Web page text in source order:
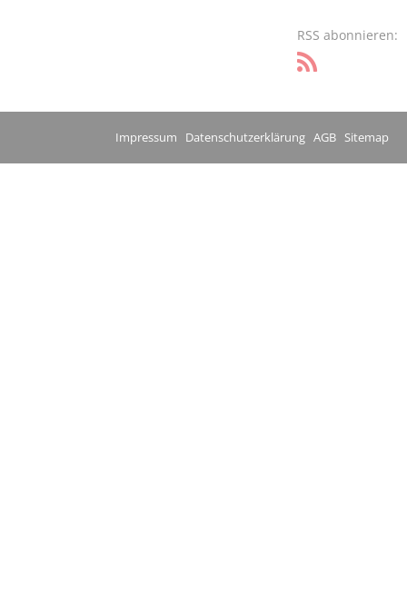
RSS abonnieren:
Impressum Datenschutzerklärung AGB Sitemap